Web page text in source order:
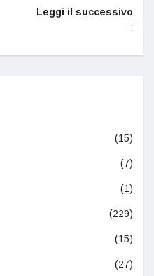
Leggi il successivo
:
(15)
(7)
(1)
(229)
(15)
(27)